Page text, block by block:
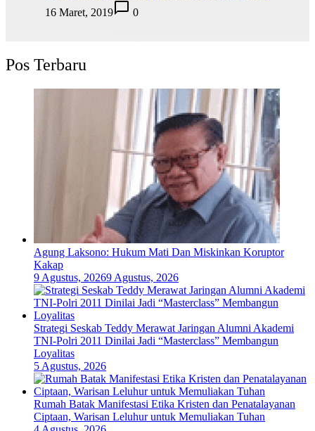
16 Maret, 2019
0
Pos Terbaru
Agung Laksono: Hukum Mati Dan Miskinkan Koruptor
Kakap
9 Agustus, 20269 Agustus, 2026
Strategi Seskab Teddy Merawat Jaringan Alumni Akademi
TNI-Polri 2011 Dinilai Jadi “Masterclass” Membangun
Loyalitas
5 Agustus, 2026
Rumah Batak Manifestasi Etika Kristen dan Penatalayanan
Ciptaan, Warisan Leluhur untuk Memuliakan Tuhan